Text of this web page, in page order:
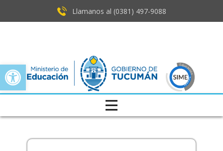
Open toolbar
Llamanos al (0381) ​497-9088